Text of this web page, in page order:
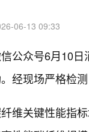
06-13 09:33
公众号6月10
经现场严格检
维关键性能指